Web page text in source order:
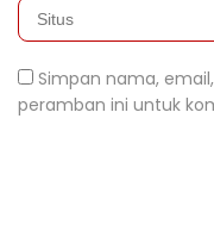
Simpan nama,
peramban ini untuk